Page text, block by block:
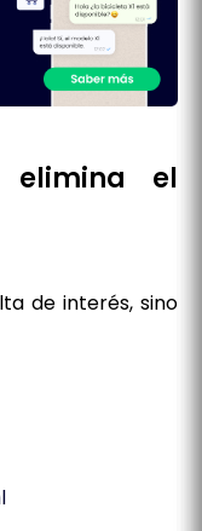
elimina el
de interés, sino